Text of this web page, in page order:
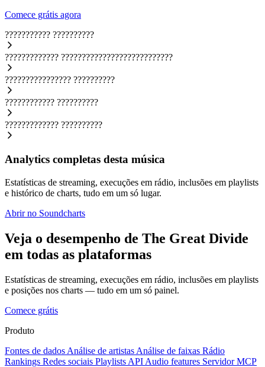
Comece grátis agora
??????????? ??????????
????????????? ???????????????????????????
???????????????? ??????????
???????????? ??????????
????????????? ??????????
Analytics completas desta música
Estatísticas de streaming, execuções em rádio, inclusões em playlists
e histórico de charts, tudo em um só lugar.
Abrir no Soundcharts
Veja o desempenho de The Great Divide
em todas as plataformas
Estatísticas de streaming, execuções em rádio, inclusões em playlists
e posições nos charts — tudo em um só painel.
Comece grátis
Produto
Fontes de dados Análise de artistas Análise de faixas Rádio
Rankings Redes sociais Playlists API Audio features Servidor MCP